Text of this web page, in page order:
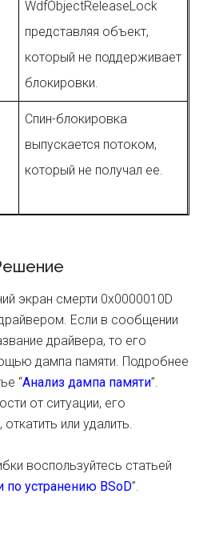
WdfObjectReleaseLock
представляя объект,
который не поддерживает
блокировки.
Спин-блокировка
выпускается потоком,
который не получал ее.
экран смерти 0x0000010D
Если в сообщении
драйвера, то его
дампа памяти. Подробнее
“Анализ дампа памяти”.
от ситуации, его
или удалить.
воспользуйтесь статьей
устранению BSoD”.